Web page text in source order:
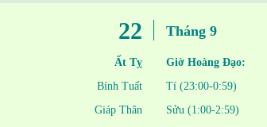
22
Ất Tỵ
Bính Tuất
Giáp Thân
Tháng 9
Giờ Hoàng Đạo:
Tí (23:00-0:59)
Sửu (1:00-2:59)